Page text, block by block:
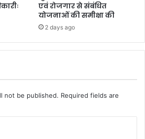
एवं रोजगार से संबंधित
योजनाओं की समीक्षा की
2 days ago
not be published. Required fields are